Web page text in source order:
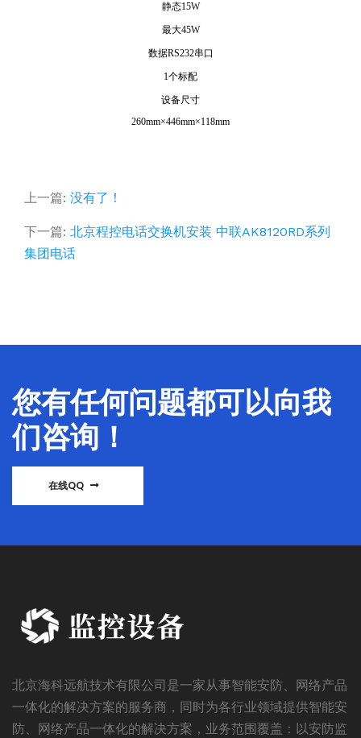
静态15W
最大45W
数据RS232串口
1个标配
设备尺寸
260mm×446mm×118mm
上一篇: 没有了！
下一篇: 北京程控电话交换机安装 中联AK8120RD系列
集团电话
您有任何问题都可以向我
们咨询！
在线QQ
北京海科远航技术有限公司是一家从事智能安防、网络产品
一体化的解决方案的服务商，同时为各行业领域提供智能安
防、网络产品一体化的解决方案，业务范围覆盖：以安防监